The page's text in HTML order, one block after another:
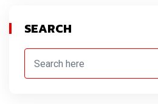
SEARCH